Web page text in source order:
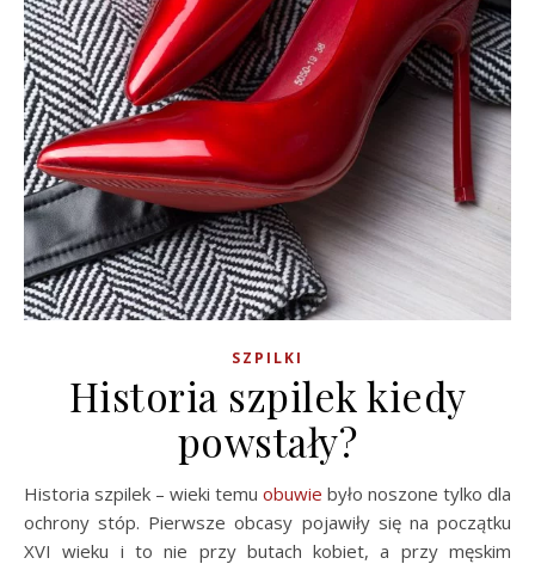
SZPILKI
Historia szpilek kiedy
powstały?
Historia szpilek – wieki temu obuwie było noszone tylko dla
ochrony stóp. Pierwsze obcasy pojawiły się na początku
XVI wieku i to nie przy butach kobiet, a przy męskim